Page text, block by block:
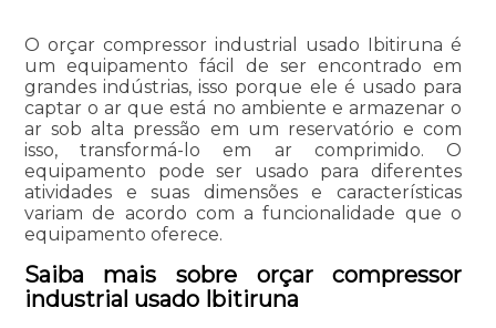
O orçar compressor industrial usado Ibitiruna é
um equipamento fácil de ser encontrado em
grandes indústrias, isso porque ele é usado para
captar o ar que está no ambiente e armazenar o
ar sob alta pressão em um reservatório e com
isso, transformá-lo em ar comprimido. O
equipamento pode ser usado para diferentes
atividades e suas dimensões e características
variam de acordo com a funcionalidade que o
equipamento oferece.
Saiba mais sobre orçar compressor
industrial usado Ibitiruna